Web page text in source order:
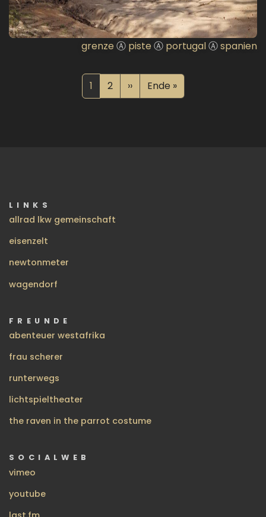
grenze Ⓐ piste Ⓐ portugalⒶspanien
Seitennummerierung
Aktuelle Seite
1 Seite
2 Nächste Seite
›› Letzte Seite
Ende »
LINKS
allrad lkw gemeinschaft
eisenzelt
newtonmeter
wagendorf
FREUNDE
abenteuer westafrika
frau scherer
runterwegs
lichtspieltheater
the raven in the parrot costume
SOCIALWEB
vimeo
youtube